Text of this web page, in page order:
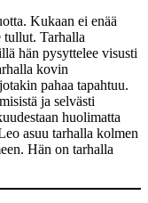
Kukaan ei enää
tullut. Tarhalla
hän pysyttelee visusti
kovin
pahaa tapahtuu.
ja selvästi
huolimatta
asuu tarhalla kolmen
Hän on tarhalla